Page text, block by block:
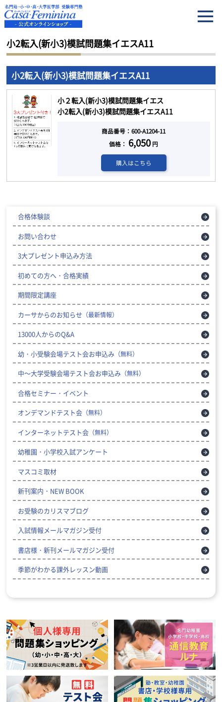
HOME 小2転入(新小3)模試問題集イエスA11
小2転入(新小3)模試問題集イエスA11
小2転入(新小3)模試問題集イエスA11
小２転入(新小3)模試問題集イエス
小2転入(新小3)模試問題集イエスA11
商品番号：600-A1204-11
価格： 6,050円
購入はこちら
合格体験談
お問い合わせ
3大プレゼント申込み方法
初めての方へ・合格実績
期間限定講座
カーサからのお知らせ （最新情報）
13000人からのQ&A
幼・小受験会場テスト会お申込み （無料）
中～大学受験会場テスト会お申込み （無料）
合格セミナー・イベント
オンデマンドテスト会 （無料）
インターネットテスト会 （無料）
幼稚園・小学校入試アンケート
マスコミ取材
新刊案内・NEW BOOK
お受験のカリスマブログ
入試情報メールマガジン受付
書店様・新刊メールマガジン受付
季節がわかる課外レッスン動画